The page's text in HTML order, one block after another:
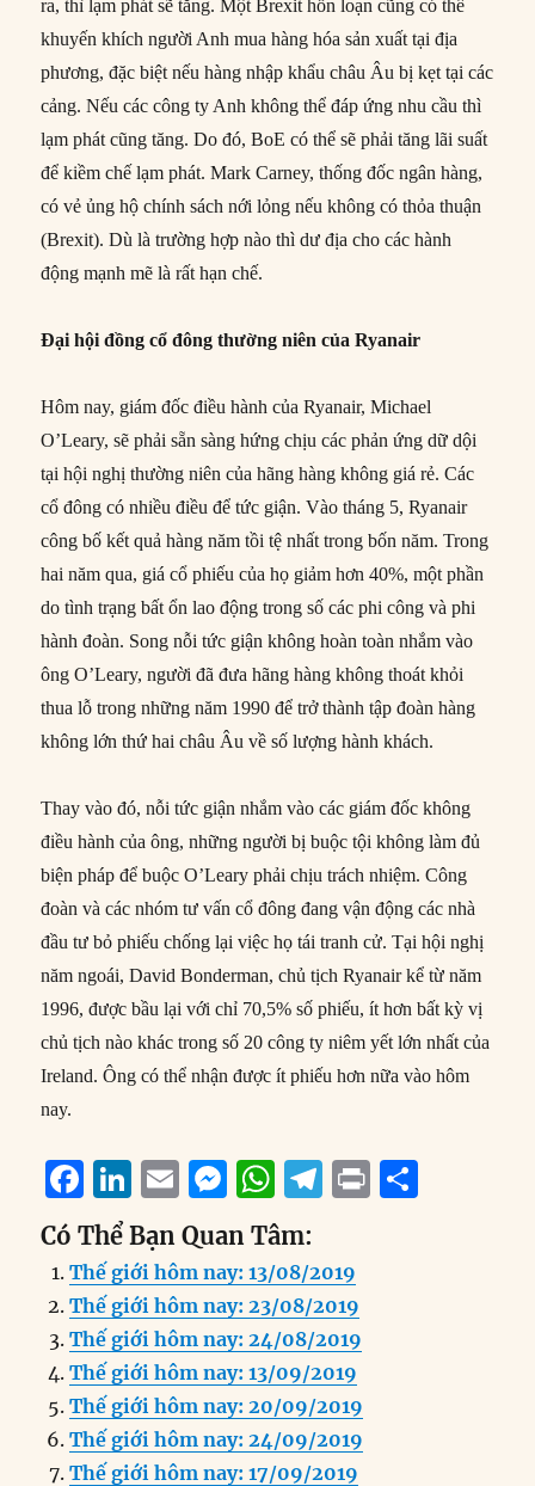
ra, thì lạm phát sẽ tăng. Một Brexit hỗn loạn cũng có thể
khuyến khích người Anh mua hàng hóa sản xuất tại địa
phương, đặc biệt nếu hàng nhập khẩu châu Âu bị kẹt tại các
cảng. Nếu các công ty Anh không thể đáp ứng nhu cầu thì
lạm phát cũng tăng. Do đó, BoE có thể sẽ phải tăng lãi suất
để kiềm chế lạm phát. Mark Carney, thống đốc ngân hàng,
có vẻ ủng hộ chính sách nới lỏng nếu không có thỏa thuận
(Brexit). Dù là trường hợp nào thì dư địa cho các hành
động mạnh mẽ là rất hạn chế.
Đại hội đồng cổ đông thường niên của Ryanair
Hôm nay, giám đốc điều hành của Ryanair, Michael
O’Leary, sẽ phải sẵn sàng hứng chịu các phản ứng dữ dội
tại hội nghị thường niên của hãng hàng không giá rẻ. Các
cổ đông có nhiều điều để tức giận. Vào tháng 5, Ryanair
công bố kết quả hàng năm tồi tệ nhất trong bốn năm. Trong
hai năm qua, giá cổ phiếu của họ giảm hơn 40%, một phần
do tình trạng bất ổn lao động trong số các phi công và phi
hành đoàn. Song nỗi tức giận không hoàn toàn nhắm vào
ông O’Leary, người đã đưa hãng hàng không thoát khỏi
thua lỗ trong những năm 1990 để trở thành tập đoàn hàng
không lớn thứ hai châu Âu về số lượng hành khách.
Thay vào đó, nỗi tức giận nhắm vào các giám đốc không
điều hành của ông, những người bị buộc tội không làm đủ
biện pháp để buộc O’Leary phải chịu trách nhiệm. Công
đoàn và các nhóm tư vấn cổ đông đang vận động các nhà
đầu tư bỏ phiếu chống lại việc họ tái tranh cử. Tại hội nghị
năm ngoái, David Bonderman, chủ tịch Ryanair kể từ năm
1996, được bầu lại với chỉ 70,5% số phiếu, ít hơn bất kỳ vị
chủ tịch nào khác trong số 20 công ty niêm yết lớn nhất của
Ireland. Ông có thể nhận được ít phiếu hơn nữa vào hôm
nay.
F
a
c
e
b
o
o
k
Li
n
k
e
d
I
n
E
m
ai
l
M
ss
e
n
g
er
W
h
at
s
A
p
p
T
e
g
r
a
m
P
Có Thể Bạn Quan Tâm:
Thế giới hôm nay: 13/08/2019
Thế giới hôm nay: 23/08/2019
Thế giới hôm nay: 24/08/2019
Thế giới hôm nay: 13/09/2019
Thế giới hôm nay: 20/09/2019
Thế giới hôm nay: 24/09/2019
Thế giới hôm nay: 17/09/2019